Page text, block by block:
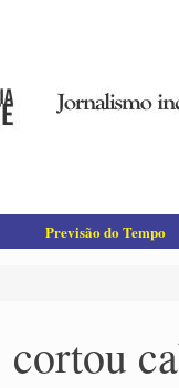
Previsão do Tempo
cortou